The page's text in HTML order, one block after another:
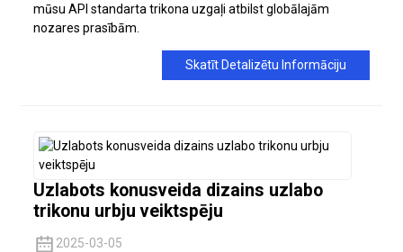
mūsu API standarta trikona uzgaļi atbilst globālajām
nozares prasībām.
Skatīt Detalizētu Informāciju
Uzlabots konusveida dizains uzlabo
trikonu urbju veiktspēju
2025-03-05